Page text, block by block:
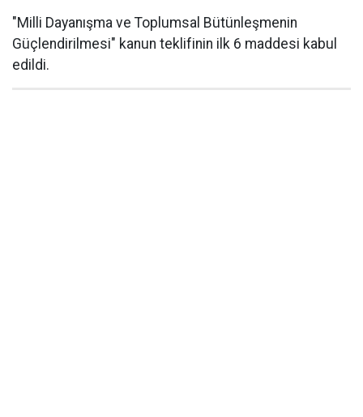
"Milli Dayanışma ve Toplumsal Bütünleşmenin
Güçlendirilmesi" kanun teklifinin ilk 6 maddesi kabul
edildi.